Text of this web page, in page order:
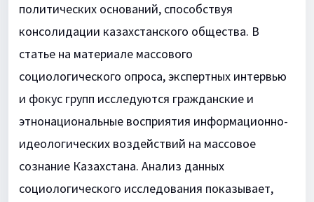
политических оснований, способствуя
консолидации казахстанского общества. В
статье на материале массового
социологического опроса, экспертных интервью
и фокус групп исследуются гражданские и
этнонациональные восприятия информационно-
идеологических воздействий на массовое
сознание Казахстана. Анализ данных
социологического исследования показывает,